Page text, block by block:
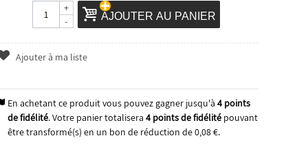
-
+
AJOUTER AU PANIER
Ajouter à ma liste
En achetant ce produit vous pouvez gagner jusqu'à 4points
de fidélité. Votre panier totalisera 4points de fidélitépouvant
être transformé(s) en un bon de réduction de0,08 €.